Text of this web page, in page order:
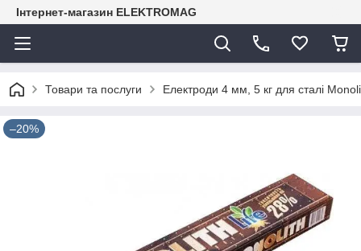
Інтернет-магазин ELEKTROMAG
Товари та послуги Електроди 4 мм, 5 кг для сталі
–20%